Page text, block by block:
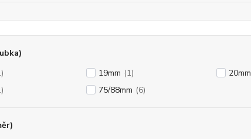
19mm (1) 20mm
75/88mm (6)